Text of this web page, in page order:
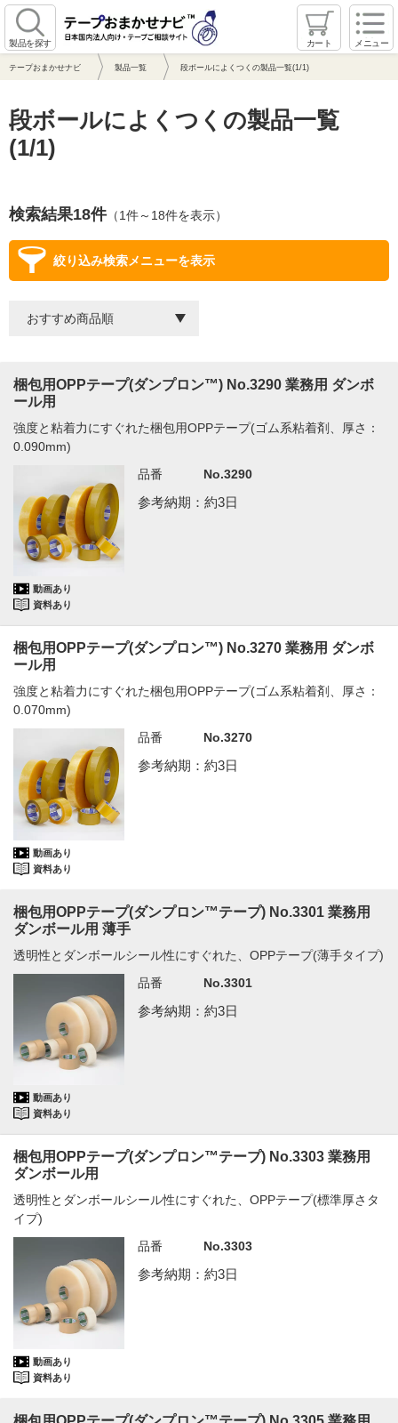
製品を探す カート メニュー
テープおまかせナビ 製品一覧 段ボールによくつくの製品一覧(1/1)
段ボールによくつくの製品一覧
(1/1)
検索結果18件（1件～18件を表示）
絞り込み検索メニューを表示
梱包用OPPテープ(ダンプロン™) No.3290 業務用 ダンボ
ール用
強度と粘着力にすぐれた梱包用OPPテープ(ゴム系粘着剤、厚さ：
0.090mm)
動画あり
資料あり
品番 No.3290
参考納期：約3日
梱包用OPPテープ(ダンプロン™) No.3270 業務用 ダンボ
ール用
強度と粘着力にすぐれた梱包用OPPテープ(ゴム系粘着剤、厚さ：
0.070mm)
動画あり
資料あり
品番 No.3270
参考納期：約3日
梱包用OPPテープ(ダンプロン™テープ) No.3301 業務用
ダンボール用 薄手
透明性とダンボールシール性にすぐれた、OPPテープ(薄手タイプ)
動画あり
資料あり
品番 No.3301
参考納期：約3日
梱包用OPPテープ(ダンプロン™テープ) No.3303 業務用
ダンボール用
透明性とダンボールシール性にすぐれた、OPPテープ(標準厚さタ
イプ)
動画あり
資料あり
品番 No.3303
参考納期：約3日